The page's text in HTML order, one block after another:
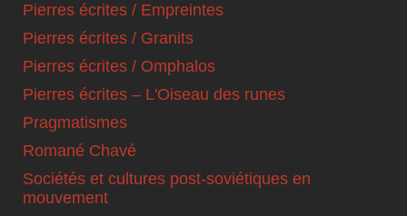
Pierres écrites / Empreintes
Pierres écrites / Granits
Pierres écrites / Omphalos
Pierres écrites – L'Oiseau des runes
Pragmatismes
Romané Chavé
Sociétés et cultures post-soviétiques en
mouvement